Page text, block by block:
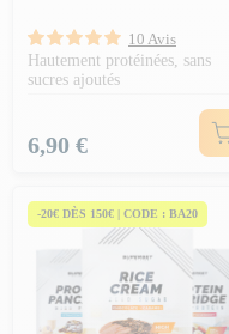
10 Avis
Hautement protéinées, sans
sucres ajoutés
Prix
6,90 €
-20€ DÈS 150€ | CODE : BA20